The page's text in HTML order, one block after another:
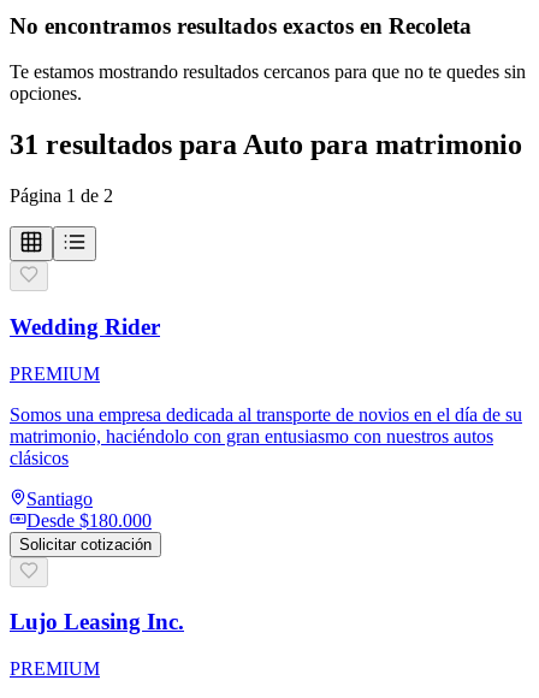
No encontramos resultados exactos en Recoleta
Te estamos mostrando resultados cercanos para que no te quedes sin
opciones.
31 resultados paraAuto para matrimonio
Página 1 de 2
Wedding Rider
PREMIUM
Somos una empresa dedicada al transporte de novios en el día de su
matrimonio, haciéndolo con gran entusiasmo con nuestros autos
clásicos
Santiago
Desde $180.000
Solicitar cotización
Lujo Leasing Inc.
PREMIUM